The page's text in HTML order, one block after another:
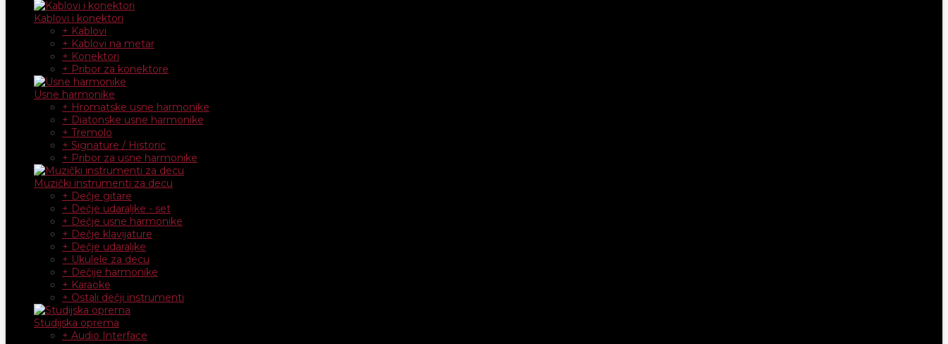
Kablovi i konektori
+ Kablovi
+ Kablovi na metar
+ Konektori
+ Pribor za konektore
Usne harmonike
+ Hromatske usne harmonike
+ Diatonske usne harmonike
+ Tremolo
+ Signature / Historic
+ Pribor za usne harmonike
Muzički instrumenti za decu
+ Dečje gitare
+ Dečje udaraljke - set
+ Dečje usne harmonike
+ Dečje klavijature
+ Dečje udaraljke
+ Ukulele za decu
+ Dečije harmonike
+ Karaoke
+ Ostali dečji instrumenti
Studijska oprema
+ Audio Interface